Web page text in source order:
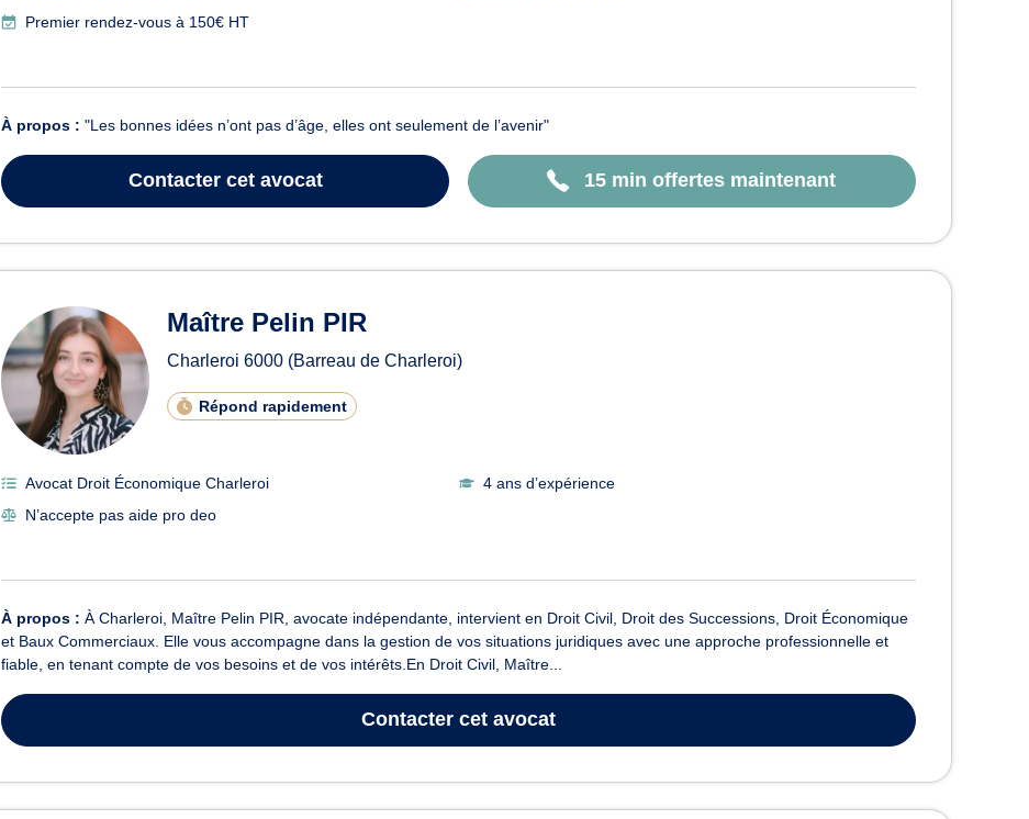
Premier rendez-vous à 150€ HT
À propos : "Les bonnes idées n’ont pas d’âge, elles ont seulement de l’avenir"
Contactercet avocat 15 min offertes maintenant
Maître Pelin PIR
Charleroi 6000 (Barreau de Charleroi)
Répond rapidement
Avocat Droit Économique Charleroi
4 ans d’expérience
N’accepte pas aide pro deo
À propos : À Charleroi, Maître Pelin PIR, avocate indépendante, intervient en Droit Civil, Droit des Successions, Droit Économique
et Baux Commerciaux. Elle vous accompagne dans la gestion de vos situations juridiques avec une approche professionnelle et
fiable, en tenant compte de vos besoins et de vos intérêts.En Droit Civil, Maître...
Contacter cet avocat